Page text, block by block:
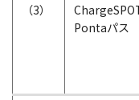
（3）
Pontaパス